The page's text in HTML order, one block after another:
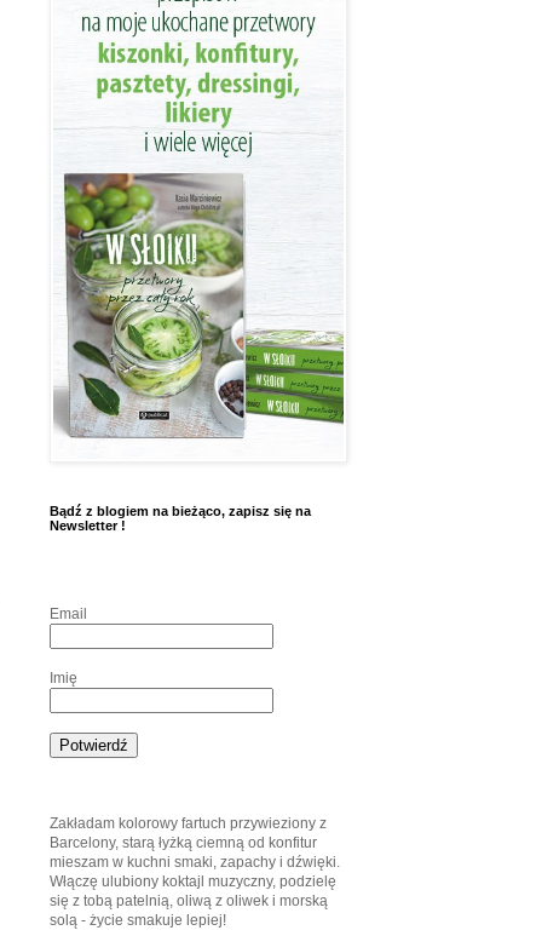
Bądź z blogiem na bieżąco, zapisz się na
Newsletter !
Email
Imię
Zakładam kolorowy fartuch przywieziony z
Barcelony, starą łyżką ciemną od konfitur
mieszam w kuchni smaki, zapachy i dźwięki.
Włączę ulubiony koktajl muzyczny, podzielę
się z tobą patelnią, oliwą z oliwek i morską
solą - życie smakuje lepiej!